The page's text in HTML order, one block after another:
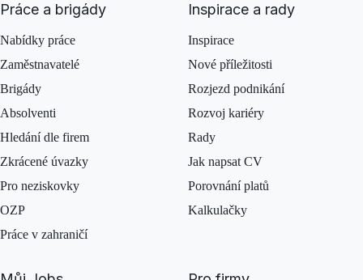
Práce a brigády
Nabídky práce
Zaměstnavatelé
Brigády
Absolventi
Hledání dle firem
Zkrácené úvazky
Pro neziskovky
OZP
Práce v zahraničí
Inspirace a rady
Inspirace
Nové příležitosti
Rozjezd podnikání
Rozvoj kariéry
Rady
Jak napsat CV
Porovnání platů
Kalkulačky